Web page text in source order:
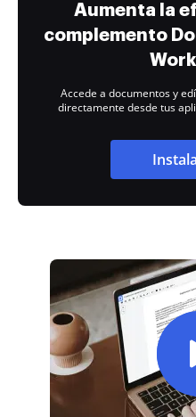
Aumenta la
complemento
Accede a documentos y
directamente desde tus